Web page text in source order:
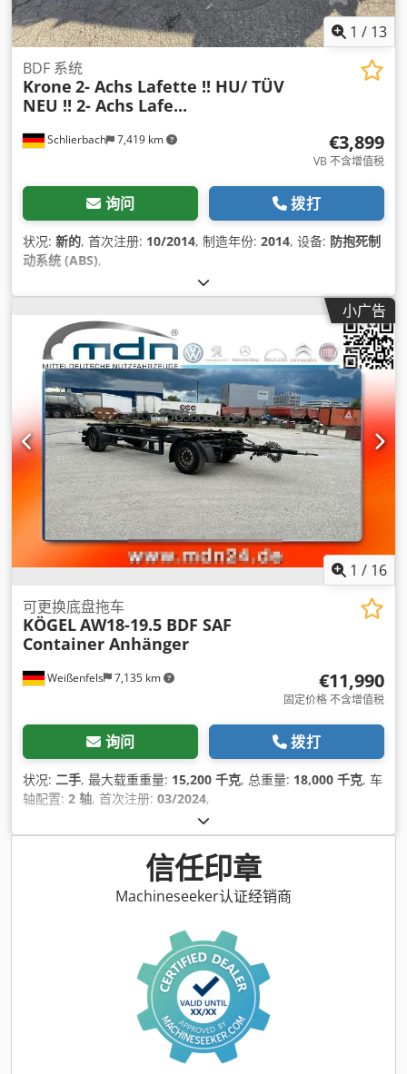
1 / 13
Schlierbach 7,419 km
BDF 系统
Krone 2- Achs Lafette !! HU/ TÜV
NEU !! 2- Achs Lafe...
€3,899
VB 不含增值税
询问 拨打
状况: 新的, 首次注册: 10/2014, 制造年份: 2014, 设备: 防抱死制
动系统 (ABS),
小广告
1 / 16
Weißenfels 7,135 km
可更换底盘拖车
KÖGELAW18-19.5 BDF SAF
Container Anhänger
€11,990
固定价格 不含增值税
询问 拨打
状况: 二手, 最大载重重量: 15,200 千克, 总重量: 18,000 千克, 车
轴配置: 2 轴, 首次注册: 03/2024,
信任印章
Machineseeker认证经销商